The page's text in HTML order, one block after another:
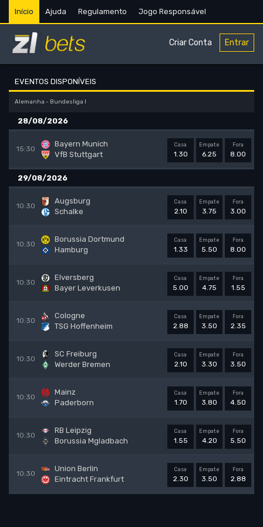
Início Ajuda Regulamento Jogo Responsável
Criar Conta Entrar
EVENTOS DISPONÍVEIS
Alemanha - Bundesliga I
28/08/2026
15:30
Bayern Munich
VfB Stuttgart
Casa
1.30
Empate
6.25
Fora
8.00
29/08/2026
10:30
Augsburg
Schalke
Casa
2.10
Empate
3.75
Fora
3.00
10:30
Borussia Dortmund
Hamburg
Casa
1.33
Empate
5.50
Fora
8.00
10:30
Elversberg
Bayer Leverkusen
Casa
5.00
Empate
4.75
Fora
1.55
10:30
Cologne
TSG Hoffenheim
Casa
2.88
Empate
3.50
Fora
2.35
10:30
SC Freiburg
Werder Bremen
Casa
2.10
Empate
3.30
Fora
3.50
10:30
Mainz
Paderborn
Casa
1.70
Empate
3.80
Fora
4.50
10:30
RB Leipzig
Borussia Mgladbach
Casa
1.55
Empate
4.20
Fora
5.50
10:30
Union Berlin
Eintracht Frankfurt
Casa
2.30
Empate
3.50
Fora
2.88